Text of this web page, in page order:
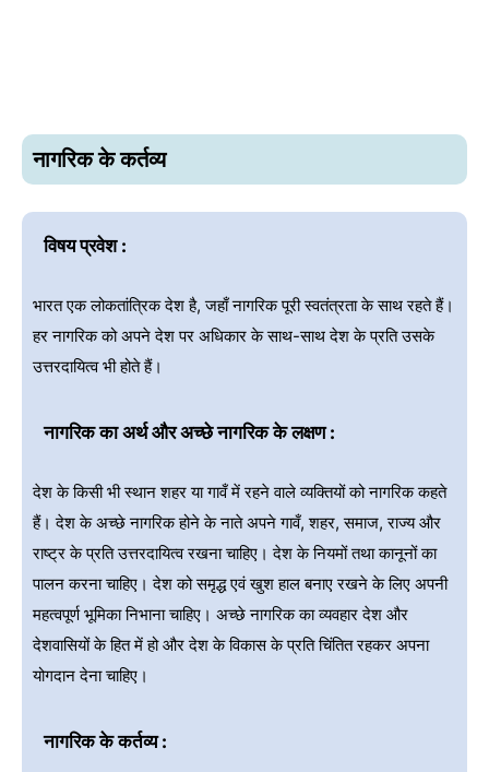
नागरिक के कर्तव्य
विषय प्रवेश :
भारत एक लोकतांत्रिक देश है, जहाँ नागरिक पूरी स्वतंत्रता के साथ रहते हैं।
हर नागरिक को अपने देश पर अधिकार के साथ-साथ देश के प्रति उसके
उत्तरदायित्व भी होते हैं।
नागरिक का अर्थ और अच्छे नागरिक के लक्षण :
देश के किसी भी स्थान शहर या गावँ में रहने वाले व्यक्तियों को नागरिक कहते
हैं। देश के अच्छे नागरिक होने के नाते अपने गावँ, शहर, समाज, राज्य और
राष्ट्र के प्रति उत्तरदायित्व रखना चाहिए। देश के नियमों तथा कानूनों का
पालन करना चाहिए। देश को समृद्ध एवं खुश हाल बनाए रखने के लिए अपनी
महत्वपूर्ण भूमिका निभाना चाहिए। अच्छे नागरिक का व्यवहार देश और
देशवासियों के हित में हो और देश के विकास के प्रति चिंतित रहकर अपना
योगदान देना चाहिए।
नागरिक के कर्तव्य :